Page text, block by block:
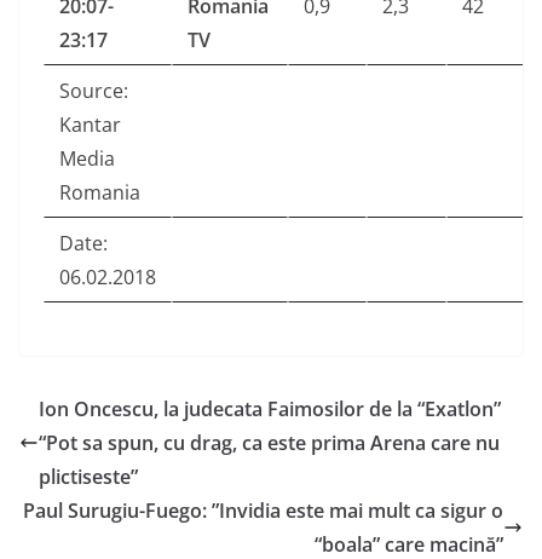
20:07-
23:17
Romania
TV
0,9 2,3 42
Source:
Kantar
Media
Romania
Date:
06.02.2018
Ion Oncescu, la judecata Faimosilor de la “Exatlon”
“Pot sa spun, cu drag, ca este prima Arena care nu
plictiseste”
Paul Surugiu-Fuego: ”Invidia este mai mult ca sigur o
“boala” care macină”